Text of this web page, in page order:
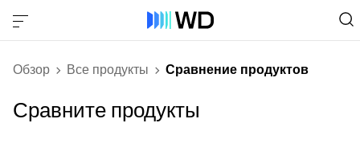
Обзор Все продукты Сравнение продуктов
Сравните продукты